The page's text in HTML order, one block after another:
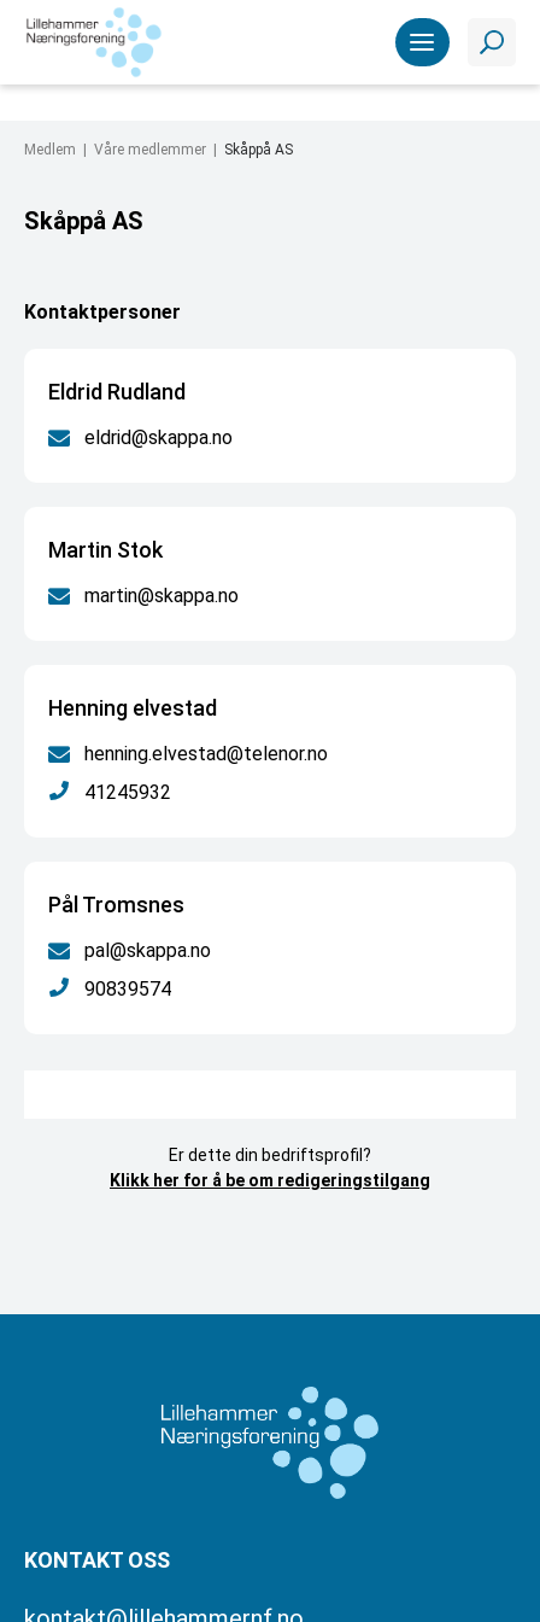
Medlem | Våre medlemmer Skåppå AS
Skåppå AS
Kontaktpersoner
Eldrid Rudland
eldrid@skappa.no
Martin Stok
martin@skappa.no
Henning elvestad
henning.elvestad@telenor.no
41245932
Pål Tromsnes
pal@skappa.no
90839574
Er dette din bedriftsprofil?
Klikk her for å be om redigeringstilgang
KONTAKT OSS